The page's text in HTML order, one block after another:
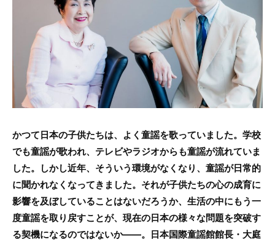
o
k
かつて日本の子供たちは、よく童謡を歌っていました。学校
でも童謡が歌われ、テレビやラジオからも童謡が流れていま
した。しかし近年、そういう環境がなくなり、童謡が日常的
に聞かれなくなってきました。それが子供たちの心の成育に
影響を及ぼしていることはないだろうか、生活の中にもう一
度童謡を取り戻すことが、現在の日本の様々な問題を突破す
る契機になるのではないか――。日本国際童謡館館長・大庭